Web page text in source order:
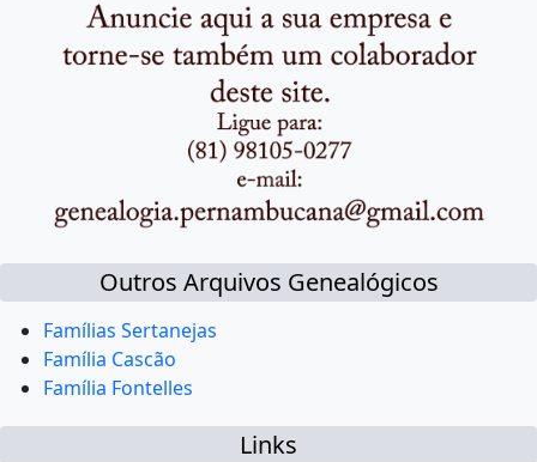
Outros Arquivos Genealógicos
Famílias Sertanejas
Família Cascão
Família Fontelles
Links